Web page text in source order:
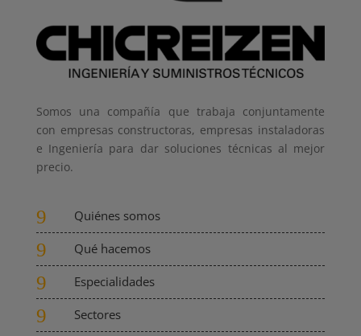
Somos una compañía que trabaja conjuntamente
con empresas constructoras, empresas instaladoras
e Ingeniería para dar soluciones técnicas al mejor
precio.
9 Quiénes somos
9 Qué hacemos
9 Especialidades
9 Sectores